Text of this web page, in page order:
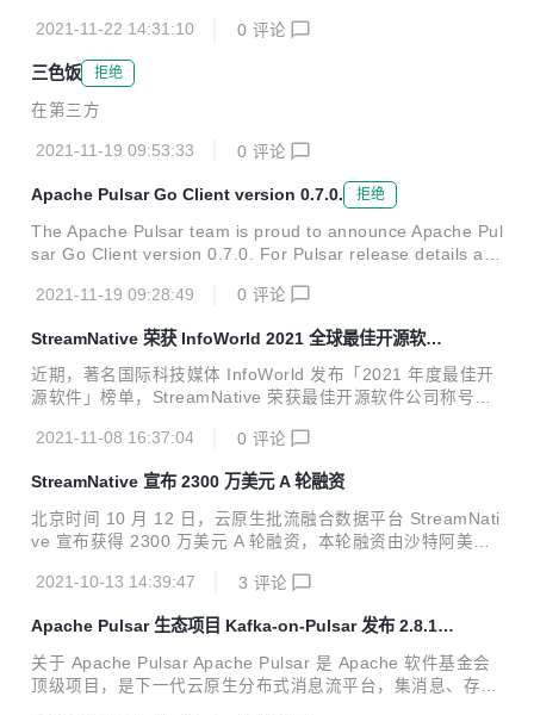
成员的志愿服...
ang）中创建 Pulsar 生产者、消费者和 reader。在 Go 客户
端中，生产者、消费者和 reader 中的所有方法都是线程安全
的。 近期， Pulsar Go Client 发布最新 0.7 版本，下面是 0.
7 版本关键功能和改进，以供参考。 关键特性 支持生产者加
OAuth 2.0 ...
2021-11-22 14:31:10 0 评论
三色饭 拒绝
在第三方
2021-11-19 09:53:33 0 评论
Apache Pulsar Go Client version 0.7.0. 拒绝
The Apache Pulsar team is proud to announce Apache Pul
sar Go Client version 0.7.0. For Pulsar release details an
s are at: https://t.co/yHkVf8V6kg
2021-11-19 09:28:49 0 评论
StreamNative 荣获 InfoWorld 2021 全球最佳开源软件
公司
近期，著名国际科技媒体 InfoWorld 发布「2021 年度最佳开
源软件」榜单，StreamNative 荣获最佳开源软件公司称号
标，到今年已是第 15 届，过往奖项均授予开源软件和开源项
贡献的组织和团队。StreamNative 获得此次殊荣，表明了行
业专业人士对于 StreamNative 团队及平台的高度认可。 在推
荐语中，Jame R. Borck 针对 StreamNative 团队和平台评价
平...
2021-11-08 16:37:04 0 评论
StreamNative 宣布 2300 万美元 A 轮融资
北京时间 10 月 12 日，云原生批流融合数据平台 StreamNati
ve 宣布获得 2300 万美元 A 轮融资，本轮融资由沙特阿美旗
类投资子公司华泰创新联合领投，老股东红杉中国、源码资本
e-A 轮融资，源码资本领投、红杉中国种子基金跟投；2019
年团队创立初期获得红杉中国种子基金天使轮投资。 Stream
Native 联合创始人兼 CEO 郭斯杰表示，本轮融资主要用于产
2021-10-13 14:39:47 3 评论
Apache Pulsar 生态项目 Kafka-on-Pulsar 发布 2.8.1
版本
关于 Apache Pulsar Apache Pulsar 是 Apache 软件基金会
顶级项目，是下一代云原生分布式消息流平台，集消息、存